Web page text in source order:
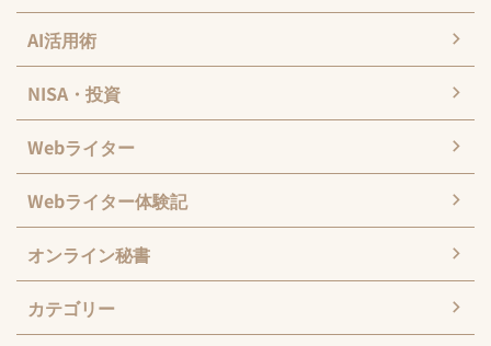
AI活用術
NISA・投資
Webライター
Webライター体験記
オンライン秘書
カテゴリー